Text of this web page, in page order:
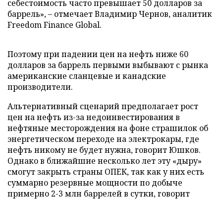
себестоимость часто превышает 50 долларов за
баррель», – отмечает Владимир Чернов, аналитик
Freedom Finance Global.
Поэтому при падении цен на нефть ниже 60
долларов за баррель первыми выбывают с рынка
американские сланцевые и канадские
производители.
Альтернативный сценарий предполагает рост
цен на нефть из-за недоинвестирования в
нефтяные месторождения на фоне страшилок об
энергетическом переходе на электрокары, где
нефть никому не будет нужна, говорит Юшков.
Однако в ближайшие несколько лет эту «дыру»
смогут закрыть страны ОПЕК, так как у них есть
суммарно резервные мощности по добыче
примерно 2-3 млн баррелей в сутки, говорит